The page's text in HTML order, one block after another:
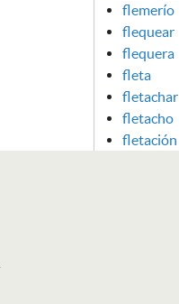
flemerío
flequear
flequera
fleta
fletachar
fletacho
fletación